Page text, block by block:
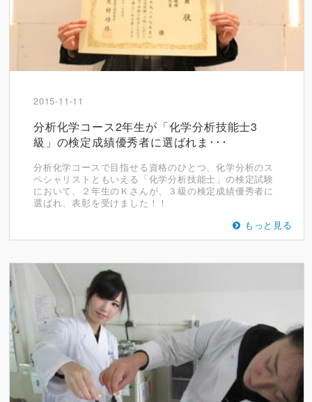
2015-11-11
分析化学コース2年生が「化学分析技能士3
級」の検定成績優秀者に選ばれま･･･
分析化学コースで目指せる資格のひとつ、化学分析のス
ペシャリストともいえる「化学分析技能士」の検定試験
において、２年生のＫさんが、３級の検定成績優秀者に
選ばれ、表彰を受けました！！
もっと見る